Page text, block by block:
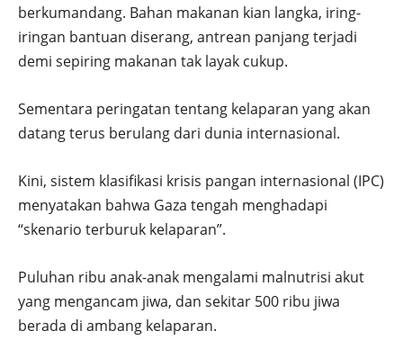
berkumandang. Bahan makanan kian langka, iring-
iringan bantuan diserang, antrean panjang terjadi
demi sepiring makanan tak layak cukup.
Sementara peringatan tentang kelaparan yang akan
datang terus berulang dari dunia internasional.
Kini, sistem klasifikasi krisis pangan internasional (IPC)
menyatakan bahwa Gaza tengah menghadapi
“skenario terburuk kelaparan”.
Puluhan ribu anak-anak mengalami malnutrisi akut
yang mengancam jiwa, dan sekitar 500 ribu jiwa
berada di ambang kelaparan.